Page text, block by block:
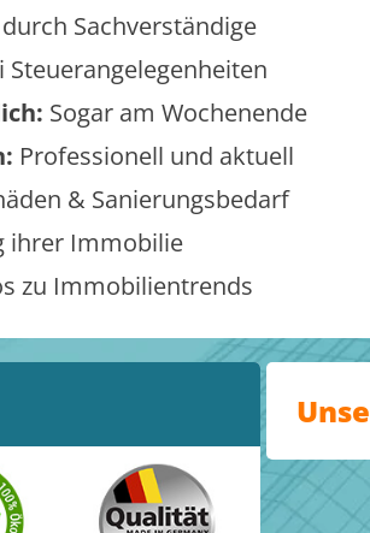
Sachverständige
Steuerangelegenheiten
Sogar am Wochenende
Professionell und aktuell
& Sanierungsbedarf
ihrer Immobilie
zu Immobilientrends